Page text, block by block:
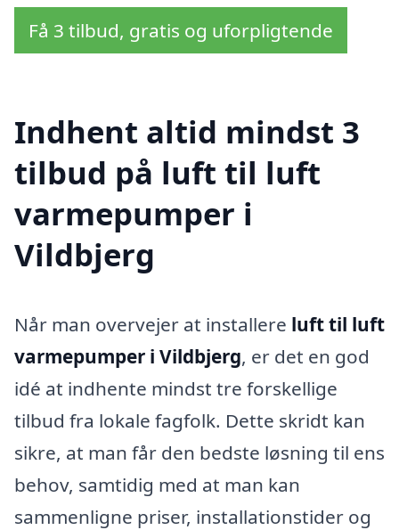
Få 3 tilbud, gratis og uforpligtende
Indhent altid mindst 3
tilbud på luft til luft
varmepumper i
Vildbjerg
Når man overvejer at installere luft til luft
varmepumper i Vildbjerg, er det en god
idé at indhente mindst tre forskellige
tilbud fra lokale fagfolk. Dette skridt kan
sikre, at man får den bedste løsning til ens
behov, samtidig med at man kan
sammenligne priser, installationstider og